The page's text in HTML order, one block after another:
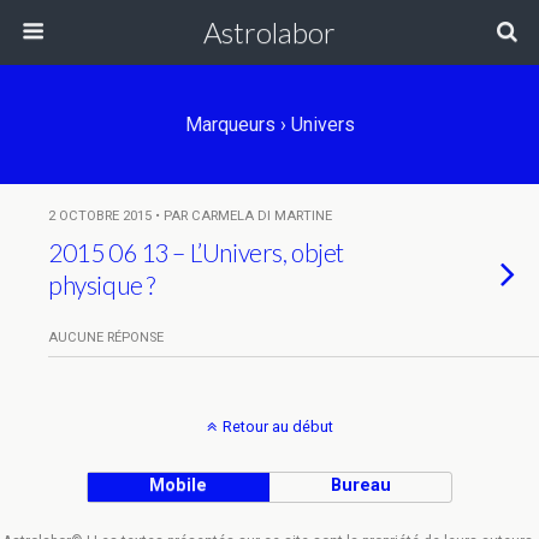
Astrolabor
Marqueurs › Univers
2 OCTOBRE 2015 • PAR CARMELA DI MARTINE
2015 06 13 – L’Univers, objet
physique ?
AUCUNE RÉPONSE
Retour au début
Mobile Bureau